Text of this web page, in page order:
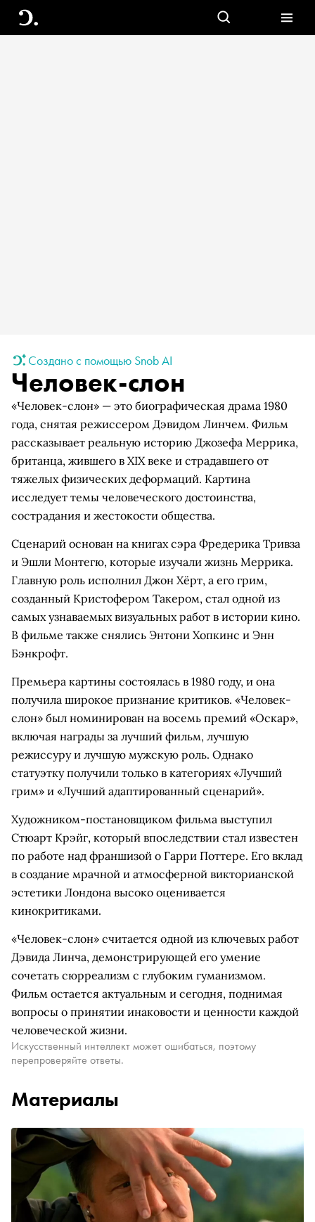
Создано с помощью Snob AI
Человек-слон
«Человек-слон» — это биографическая драма 1980
года, снятая режиссером Дэвидом Линчем. Фильм
рассказывает реальную историю Джозефа Меррика,
британца, жившего в XIX веке и страдавшего от
тяжелых физических деформаций. Картина
исследует темы человеческого достоинства,
сострадания и жестокости общества.
Сценарий основан на книгах сэра Фредерика Тривза
и Эшли Монтегю, которые изучали жизнь Меррика.
Главную роль исполнил Джон Хёрт, а его грим,
созданный Кристофером Такером, стал одной из
самых узнаваемых визуальных работ в истории кино.
В фильме также снялись Энтони Хопкинс и Энн
Бэнкрофт.
Премьера картины состоялась в 1980 году, и она
получила широкое признание критиков. «Человек-
слон» был номинирован на восемь премий «Оскар»,
включая награды за лучший фильм, лучшую
режиссуру и лучшую мужскую роль. Однако
статуэтку получили только в категориях «Лучший
грим» и «Лучший адаптированный сценарий».
Художником-постановщиком фильма выступил
Стюарт Крэйг, который впоследствии стал известен
по работе над франшизой о Гарри Поттере. Его вклад
в создание мрачной и атмосферной викторианской
эстетики Лондона высоко оценивается
кинокритиками.
«Человек-слон» считается одной из ключевых работ
Дэвида Линча, демонстрирующей его умение
сочетать сюрреализм с глубоким гуманизмом.
Фильм остается актуальным и сегодня, поднимая
вопросы о принятии инаковости и ценности каждой
человеческой жизни.
Искусственный интеллект может ошибаться, поэтому
перепроверяйте ответы.
Материалы